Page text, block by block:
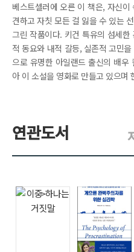
베스트셀러에 오른 이 책은, 자신
견하고 자칫 모든 걸 잃을 수 있는
그린 작품이다. 키건 특유의 섬세
적 동요와 내적 갈등, 실존적 고민
으로 유명한 아일랜드 출신의 배우
아 이 소설을 영화로 만들고 있으며
연관도서
> >